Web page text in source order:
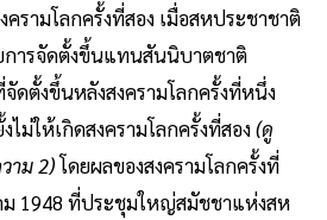
ครามโลกครั้งที่สอง เมื่อสหประชาชาติ
การจัดตั้งขึ้นแทนสันนิบาตชาติ
ดตั้งขึ้นหลังสงครามโลกครั้งที่หนึ่ง
ม่ให้เกิดสงครามโลกครั้งที่สอง(ดู
าม 2)โดยผลของสงครามโลกครั้งที่
ม 1948 ที่ประชุมใหญ่สมัชชาแห่งสห